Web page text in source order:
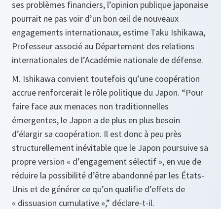
ses problèmes financiers, l’opinion publique japonaise
pourrait ne pas voir d’un bon œil de nouveaux
engagements internationaux, estime Taku Ishikawa,
Professeur associé au Département des relations
internationales de l’Académie nationale de défense.
M. Ishikawa convient toutefois qu’une coopération
accrue renforcerait le rôle politique du Japon. “Pour
faire face aux menaces non traditionnelles
émergentes, le Japon a de plus en plus besoin
d’élargir sa coopération. Il est donc à peu près
structurellement inévitable que le Japon poursuive sa
propre version « d’engagement sélectif », en vue de
réduire la possibilité d’être abandonné par les États-
Unis et de générer ce qu’on qualifie d’effets de
« dissuasion cumulative »,” déclare-t-il.